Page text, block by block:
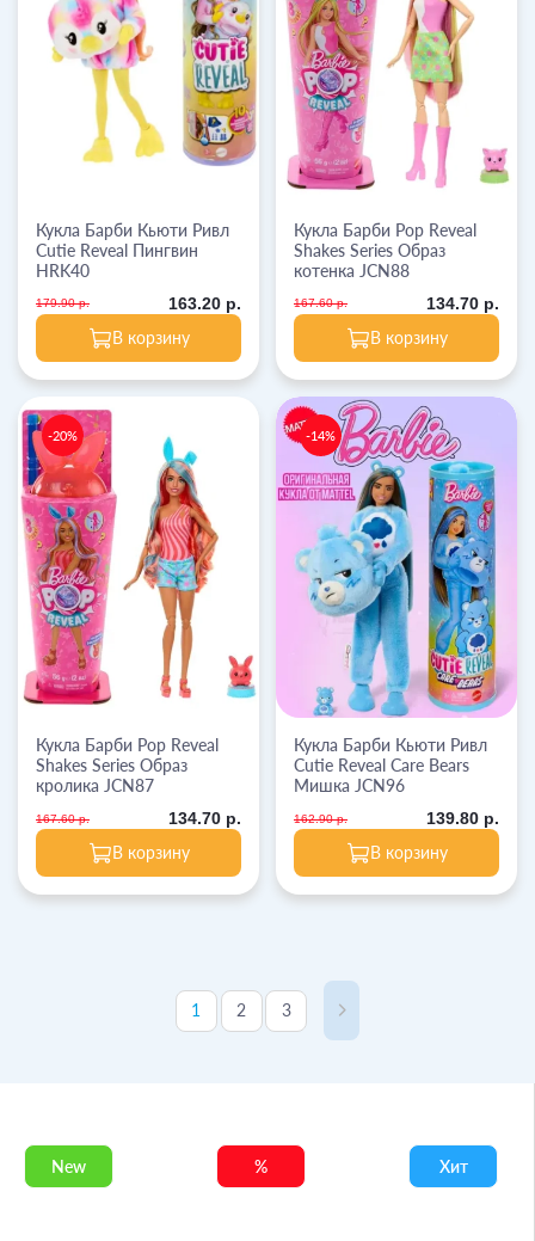
Кукла Барби Кьюти Ривл
Cutie Reveal Пингвин
HRK40
179.90 р. 163.20 р.
В корзину
Кукла Барби Pop Reveal
Shakes Series Образ
котенка JCN88
167.60 р. 134.70 р.
В корзину
-20%
Кукла Барби Pop Reveal
Shakes Series Образ
кролика JCN87
167.60 р. 134.70 р.
В корзину
-14%
Кукла Барби Кьюти Ривл
Cutie Reveal Care Bears
Мишка JCN96
162.90 р. 139.80 р.
В корзину
1 2 3
New % Хит